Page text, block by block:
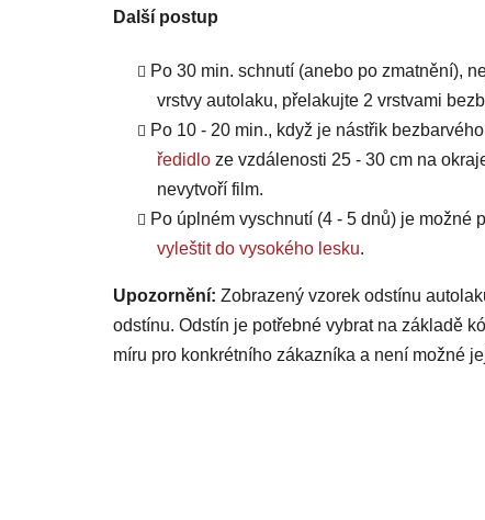
Další postup
Po 30 min. schnutí (anebo po zmatnění),
vrstvy autolaku, přelakujte 2 vrstvami
Po 10 - 20 min., když je nástřik
ředidlo ze vzdálenosti 25 - 30 cm na
nevytvoří film.
Po úplném vyschnutí (4 - 5 dnů) je možné
vyleštit do vysokého lesku.
Upozornění: Zobrazený vzorek odstínu
odstínu. Odstín je potřebné vybrat na základě
míru pro konkrétního zákazníka a není možné